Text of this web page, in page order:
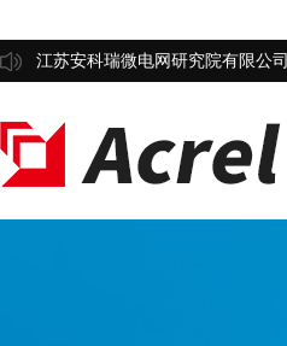
江苏安科瑞微电网研究院有限公司